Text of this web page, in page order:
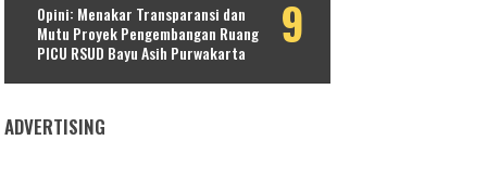
Opini: Menakar Transparansi dan
Mutu Proyek Pengembangan Ruang
PICU RSUD Bayu Asih Purwakarta
ADVERTISING